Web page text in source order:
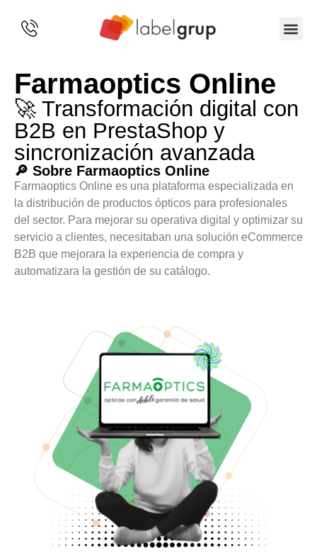
Farmaoptics Online
🚀 Transformación digital con
B2B en PrestaShop y
sincronización avanzada
🔎 Sobre Farmaoptics Online
Farmaoptics Online es una plataforma especializada en
la distribución de productos ópticos para profesionales
del sector. Para mejorar su operativa digital y optimizar su
servicio a clientes, necesitaban una solución eCommerce
B2B que mejorara la experiencia de compra y
automatizara la gestión de su catálogo.